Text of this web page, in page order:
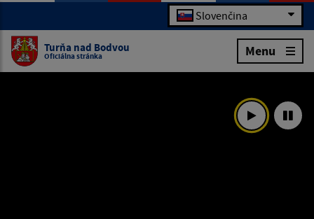
Slovenčina
Turňa nad Bodvou
Oficiálna stránka Menu